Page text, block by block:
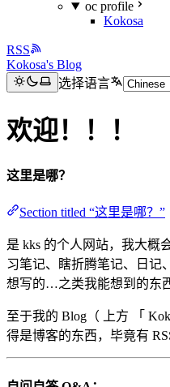
oc profile
Kokosa
RSS
Kokosa's Blog
选择语言
欢迎！！！
这里是哪？
Section titled “这里是哪？”
是 kks 的个人网站，我大概
习笔记、瞎折腾笔记、日记
想写的…之类我能想到的东
至于我的 Blog（ 上方 「
得是博客的东西，毕竟有